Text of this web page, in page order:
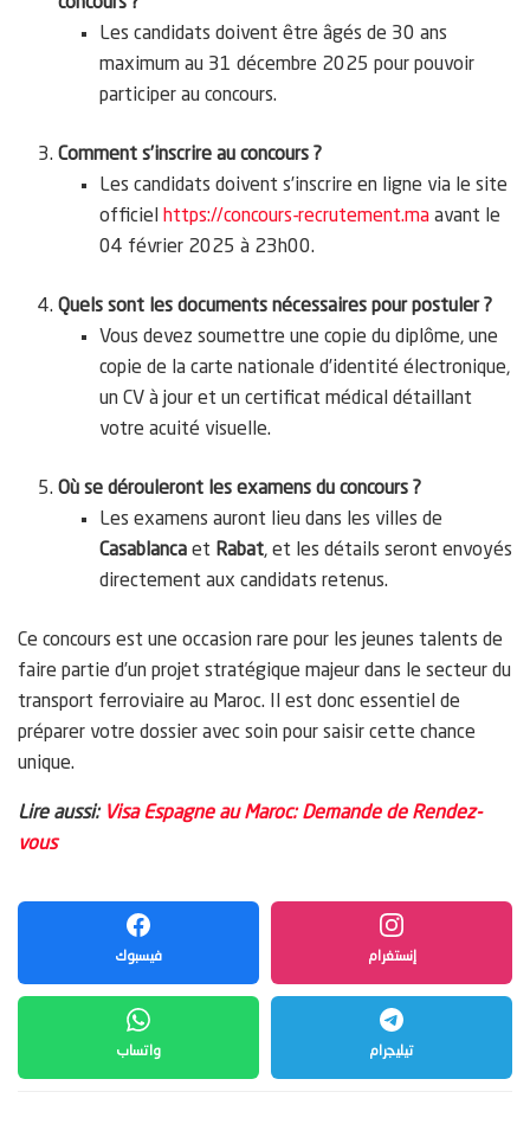
Les candidats doivent être âgés de 30 ans
maximum au 31 décembre 2025 pour pouvoir
participer au concours.
Comment s’inscrire au concours ?
Les candidats doivent s’inscrire en ligne via le site
officiel
https://concours-recrutement.maavant le
04 février 2025 à 23h00.
Quels sont les documents nécessaires pour postuler ?
Vous devez soumettre une copie du diplôme, une
copie de la carte nationale d’identité électronique,
un CV à jour et un certificat médical détaillant
votre acuité visuelle.
Où se dérouleront les examens du concours ?
Les examens auront lieu dans les villes de
Casablancaet Rabat, et les détails seront envoyés
directement aux candidats retenus.
Ce concours est une occasion rare pour les jeunes talents de
faire partie d’un projet stratégique majeur dans le secteur du
transport ferroviaire au Maroc. Il est donc essentiel de
préparer votre dossier avec soin pour saisir cette chance
unique.
Lire aussi: Visa Espagne au Maroc: Demande de Rendez-
vous
فيسبوك إنستغرام
واتساب تيليجرام